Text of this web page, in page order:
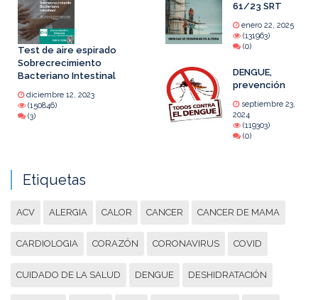
Test de aire espirado
Sobrecrecimiento
Bacteriano Intestinal
diciembre 12, 2023
(150846)
(3)
61/23 SRT
enero 22, 2025
(131963)
(0)
DENGUE,
prevención
septiembre 23,
2024
(119303)
(0)
Etiquetas
ACV ALERGIA CALOR CANCER CANCER DE MAMA
CARDIOLOGIA CORAZÓN CORONAVIRUS COVID
CUIDADO DE LA SALUD DENGUE DESHIDRATACIÓN